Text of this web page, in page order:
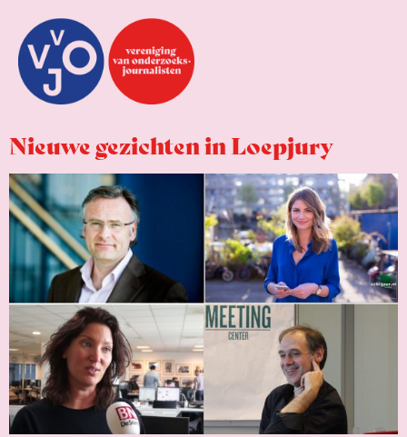
Nieuwe gezichten in Loepjury